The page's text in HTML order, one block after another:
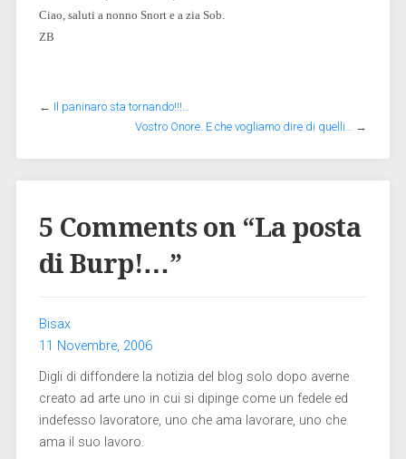
Ciao, saluti a nonno Snort e a zia Sob.
ZB
← Il paninaro sta tornando!!!…
Vostro Onore. E che vogliamo dire di quelli… →
5 Comments on “La posta
di Burp!…”
Bisax
11 Novembre, 2006
Digli di diffondere la notizia del blog solo dopo averne
creato ad arte uno in cui si dipinge come un fedele ed
indefesso lavoratore, uno che ama lavorare, uno che
ama il suo lavoro.